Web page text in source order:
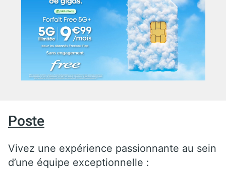
Poste
Vivez une expérience passionnante au sein
d’une équipe exceptionnelle :